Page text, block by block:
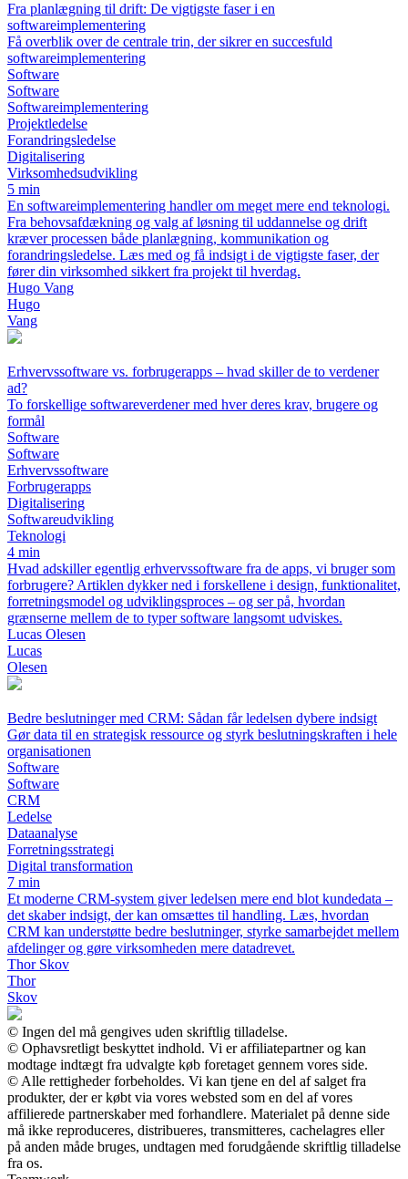
Fra planlægning til drift: De vigtigste faser i en
softwareimplementering
Få overblik over de centrale trin, der sikrer en succesfuld
softwareimplementering
Software
Software
Softwareimplementering
Projektledelse
Forandringsledelse
Digitalisering
Virksomhedsudvikling
5 min
En softwareimplementering handler om meget mere end teknologi.
Fra behovsafdækning og valg af løsning til uddannelse og drift
kræver processen både planlægning, kommunikation og
forandringsledelse. Læs med og få indsigt i de vigtigste faser, der
fører din virksomhed sikkert fra projekt til hverdag.
Hugo Vang
Hugo
Vang
Erhvervssoftware vs. forbrugerapps – hvad skiller de to verdener
ad?
To forskellige softwareverdener med hver deres krav, brugere og
formål
Software
Software
Erhvervssoftware
Forbrugerapps
Digitalisering
Softwareudvikling
Teknologi
4 min
Hvad adskiller egentlig erhvervssoftware fra de apps, vi bruger som
forbrugere? Artiklen dykker ned i forskellene i design, funktionalitet,
forretningsmodel og udviklingsproces – og ser på, hvordan
grænserne mellem de to typer software langsomt udviskes.
Lucas Olesen
Lucas
Olesen
Bedre beslutninger med CRM: Sådan får ledelsen dybere indsigt
Gør data til en strategisk ressource og styrk beslutningskraften i hele
organisationen
Software
Software
CRM
Ledelse
Dataanalyse
Forretningsstrategi
Digital transformation
7 min
Et moderne CRM-system giver ledelsen mere end blot kundedata –
det skaber indsigt, der kan omsættes til handling. Læs, hvordan
CRM kan understøtte bedre beslutninger, styrke samarbejdet mellem
afdelinger og gøre virksomheden mere datadrevet.
Thor Skov
Thor
Skov
© Ingen del må gengives uden skriftlig tilladelse.
© Ophavsretligt beskyttet indhold. Vi er affiliatepartner og kan
modtage indtægt fra udvalgte køb foretaget gennem vores side.
© Alle rettigheder forbeholdes. Vi kan tjene en del af salget fra
produkter, der er købt via vores websted som en del af vores
affilierede partnerskaber med forhandlere. Materialet på denne side
må ikke reproduceres, distribueres, transmitteres, cachelagres eller
på anden måde bruges, undtagen med forudgående skriftlig tilladelse
fra os.